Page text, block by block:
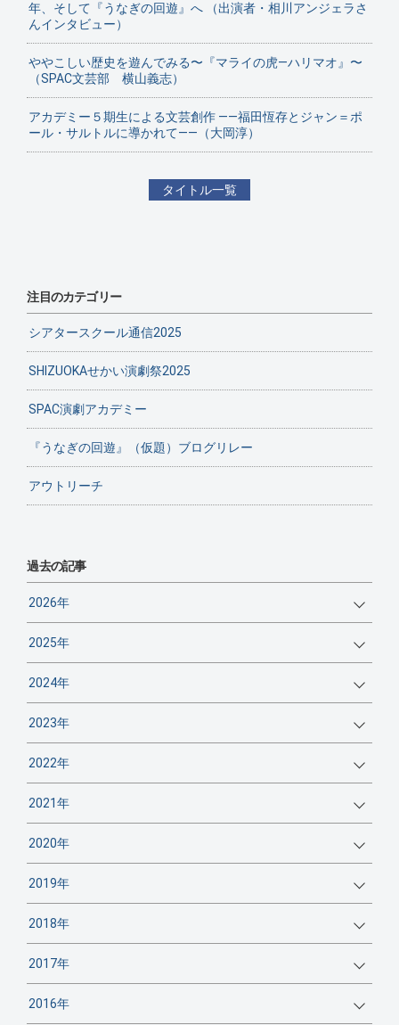
年、そして『うなぎの回遊』へ （出演者・相川アンジェラさ
んインタビュー）
ややこしい歴史を遊んでみる〜『マライの虎—ハリマオ』〜
（SPAC文芸部 横山義志）
アカデミー５期生による文芸創作 ——福田恆存とジャン＝ポ
ール・サルトルに導かれて——（大岡淳）
タイトル一覧
注目のカテゴリー
シアタースクール通信2025
SHIZUOKAせかい演劇祭2025
SPAC演劇アカデミー
『うなぎの回遊』（仮題）ブログリレー
アウトリーチ
過去の記事
2026年
2025年
2024年
2023年
2022年
2021年
2020年
2019年
2018年
2017年
2016年